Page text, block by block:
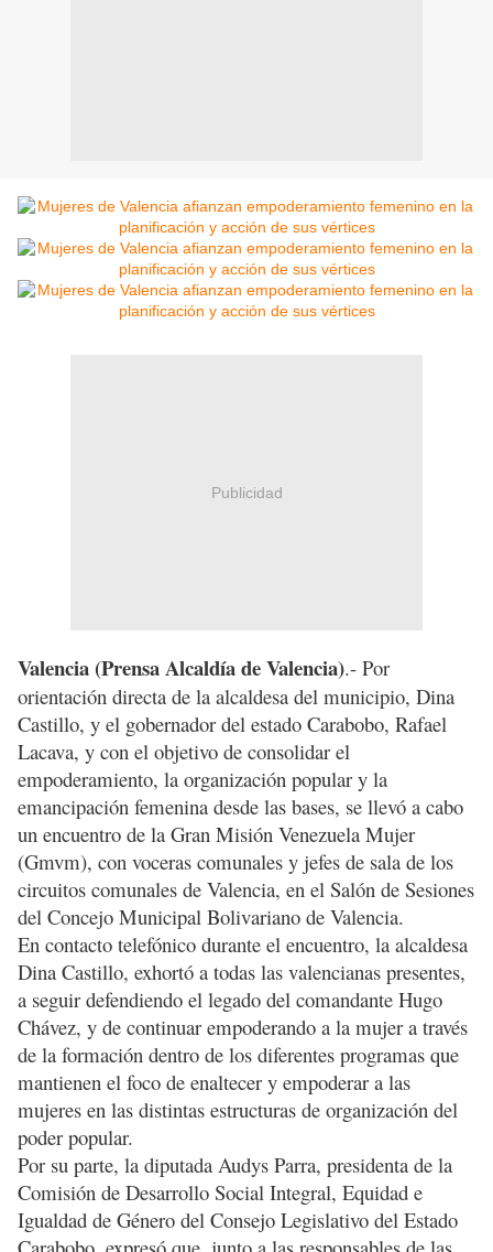
Publicidad
Valencia (Prensa Alcaldía de Valencia).- Por
orientación directa de la alcaldesa del municipio, Dina
Castillo, y el gobernador del estado Carabobo, Rafael
Lacava, y con el objetivo de consolidar el
empoderamiento, la organización popular y la
emancipación femenina desde las bases, se llevó a cabo
un encuentro de la Gran Misión Venezuela Mujer
(Gmvm), con voceras comunales y jefes de sala de los
circuitos comunales de Valencia, en el Salón de Sesiones
del Concejo Municipal Bolivariano de Valencia.
En contacto telefónico durante el encuentro, la alcaldesa
Dina Castillo, exhortó a todas las valencianas presentes,
a seguir defendiendo el legado del comandante Hugo
Chávez, y de continuar empoderando a la mujer a través
de la formación dentro de los diferentes programas que
mantienen el foco de enaltecer y empoderar a las
mujeres en las distintas estructuras de organización del
poder popular.
Por su parte, la diputada Audys Parra, presidenta de la
Comisión de Desarrollo Social Integral, Equidad e
Igualdad de Género del Consejo Legislativo del Estado